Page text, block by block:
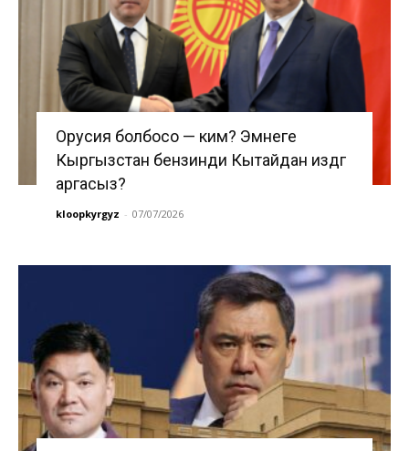
Орусия болбосо — ким? Эмнеге
Кыргызстан бензинди Кытайдан издөөгө
аргасыз?
kloopkyrgyz - 07/07/2026